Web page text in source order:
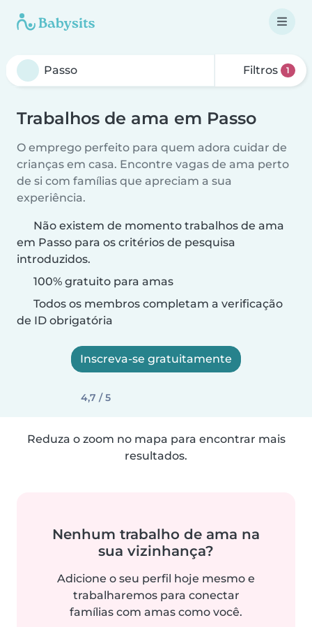
Filtros 1
Trabalhos de ama em Passo
O emprego perfeito para quem adora cuidar de
crianças em casa. Encontre vagas de ama perto
de si com famílias que apreciam a sua
experiência.
Não existem de momento trabalhos de ama
em Passo para os critérios de pesquisa
introduzidos.
100% gratuito para amas
Todos os membros completam a verificação
de ID obrigatória
Inscreva-se gratuitamente
4,7 / 5
Reduza o zoom no mapa para encontrar mais
resultados.
Nenhum trabalho de ama na
sua vizinhança?
Adicione o seu perfil hoje mesmo e
trabalharemos para conectar
famílias com amas como você.